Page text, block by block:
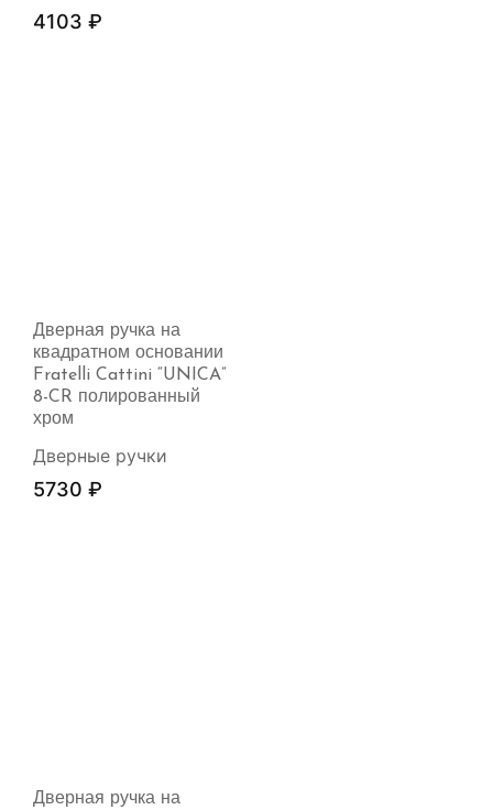
4103 ₽
Дверная ручка на
квадратном основании
Fratelli Cattini “UNICA”
8-CR полированный
хром
Дверные ручки
5730 ₽
Дверная ручка на